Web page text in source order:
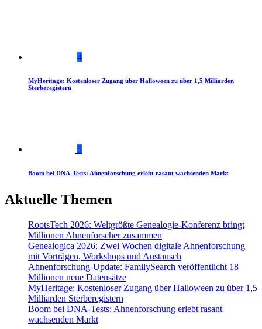
4
MyHeritage: Kostenloser Zugang über Halloween zu über 1,5 Milliarden
Sterberegistern
5
Boom bei DNA-Tests: Ahnenforschung erlebt rasant wachsenden Markt
Aktuelle Themen
RootsTech 2026: Weltgrößte Genealogie-Konferenz bringt
Millionen Ahnenforscher zusammen
Genealogica 2026: Zwei Wochen digitale Ahnenforschung
mit Vorträgen, Workshops und Austausch
Ahnenforschung-Update: FamilySearch veröffentlicht 18
Millionen neue Datensätze
MyHeritage: Kostenloser Zugang über Halloween zu über 1,5
Milliarden Sterberegistern
Boom bei DNA-Tests: Ahnenforschung erlebt rasant
wachsenden Markt